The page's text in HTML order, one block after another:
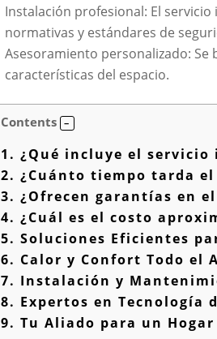
Instalación profesional: El
normativas y estándares de
Asesoramiento personalizado:
características del espacio.
Contents
1. ¿Qué incluye el
2. ¿Cuánto tiempo tarda
3. ¿Ofrecen garantías en
4. ¿Cuál es el costo
5. Soluciones Eficientes
6. Calor y Confort Todo el
7. Instalación y
8. Expertos en Tecnología
9. Tu Aliado para un